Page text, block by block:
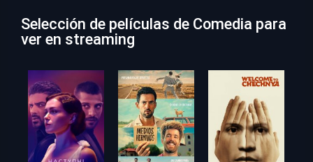
Selección de películas de Comedia para
ver en streaming